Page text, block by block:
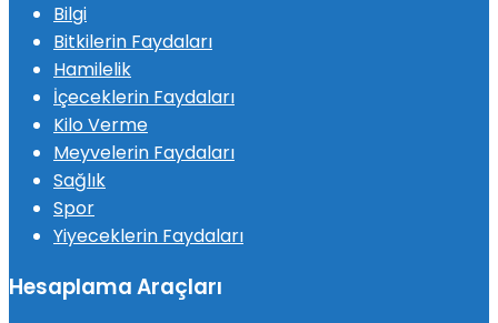
Bilgi
Bitkilerin Faydaları
Hamilelik
İçeceklerin Faydaları
Kilo Verme
Meyvelerin Faydaları
Sağlık
Spor
Yiyeceklerin Faydaları
Hesaplama Araçları